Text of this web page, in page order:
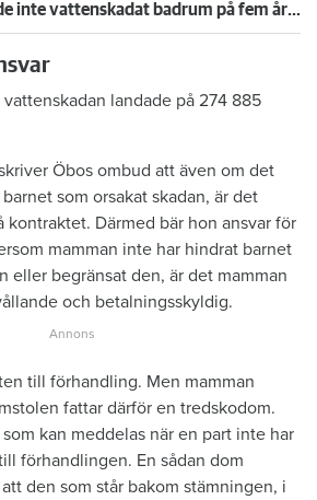
Anmälde inte vattenskadat badrum på fem år – krävs på 125 000 kronor
landade på 274 885
Öbos ombud att även om det
som orsakat skadan, är det
kontraktet. Därmed bär hon ansvar för
mamman inte har hindrat barnet
eller begränsat den, är det mamman
och betalningsskyldig.
till förhandling. Men mamman
fattar därför en tredskodom.
kan meddelas när en part inte har
förhandlingen. En sådan dom
den som står bakom stämningen, i